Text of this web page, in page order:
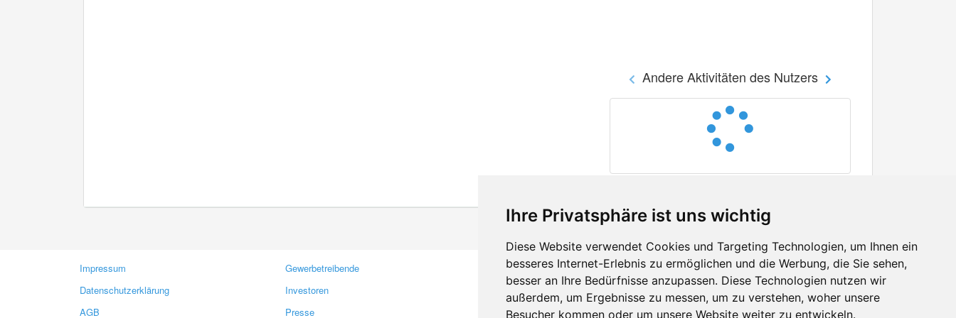
Ihre Privatsphäre ist uns wichtig
Diese Website verwendet Cookies und Targeting Technologien, um Ihnen ein
besseres Internet-Erlebnis zu ermöglichen und die Werbung, die Sie sehen,
besser an Ihre Bedürfnisse anzupassen. Diese Technologien nutzen wir
außerdem, um Ergebnisse zu messen, um zu verstehen, woher unsere
Besucher kommen oder um unsere Website weiter zu entwickeln.
Andere Aktivitäten des Nutzers
Impressum
Datenschutzerklärung
AGB
Gewerbetreibende
Investoren
Presse
Kontakt
Feedback
Fehler melden
Facebook
Twitter
YouTube